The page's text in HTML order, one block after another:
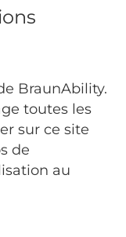
BraunAbility.
toutes les
sur ce site
de
au